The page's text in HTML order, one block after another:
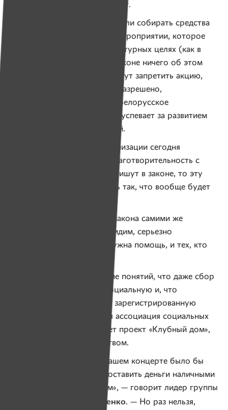
краудфандинг, отмечает юрист.
— Появляется вопрос: можно ли собирать средства
на благотворительность на мероприятии, которое
проводится, например, в культурных целях (как в
случае с «Пешеходкой»)? В законе ничего об этом
не сказано. Но госорганы могут запретить акцию,
исходя из принципа «что не разрешено,
то запрещено». Получается, белорусское
законодательство просто не успевает за развитием
информационных технологий.
Многие общественные организации сегодня
опасаются того, что если благотворительность с
краудфандингом еще и пропишут в законе, то эту
сферу могут зарегулировать так, что вообще будет
Однако вольная трактовка закона самими же
чиновниками сегодня, как видим, серьезно
ограничивает и тех, кому нужна помощь, и тех, кто
Происходит такое смешение понятий, что даже сбор
пожертвований на остросоциальную и, что
немаловажно, официально зарегистрированную
организацию «Белорусская ассоциация социальных
работников», которая ведет проект «Клубный дом»,
называют попрошайничеством.
— Конечно, зрителям на нашем концерте было бы
намного удобнее просто оставить деньги наличными
для проекта «Клубный дом», — говорит лидер группы
Александр Демиденко. — Но раз нельзя,